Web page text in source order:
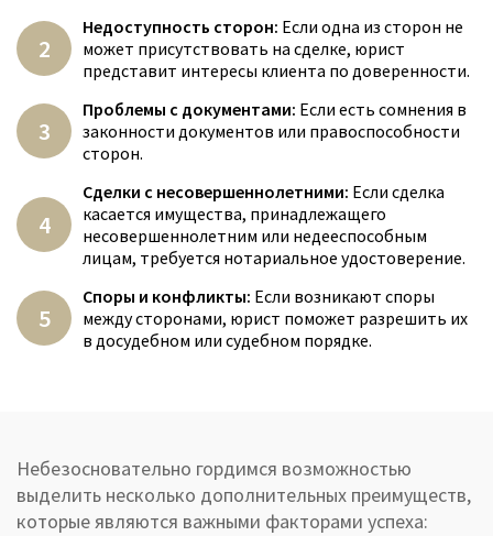
Недоступность сторон: Если одна из сторон не
может присутствовать на сделке, юрист
представит интересы клиента по доверенности.
Проблемы с документами: Если есть сомнения в
законности документов или правоспособности
сторон.
Сделки с несовершеннолетними: Если сделка
касается имущества, принадлежащего
несовершеннолетним или недееспособным
лицам, требуется нотариальное удостоверение.
Споры и конфликты: Если возникают споры
между сторонами, юрист поможет разрешить их
в досудебном или судебном порядке.
Небезосновательно гордимся возможностью
выделить несколько дополнительных преимуществ,
которые являются важными факторами успеха: